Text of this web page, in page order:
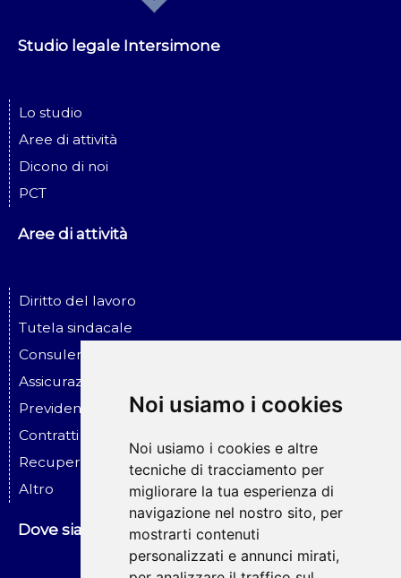
Noi usiamo i cookies
Noi usiamo i cookies e altre
tecniche di tracciamento per
migliorare la tua esperienza di
navigazione nel nostro sito, per
mostrarti contenuti
personalizzati e annunci mirati,
Studio legale Intersimone
Lo studio
Aree di attività
Dicono di noi
PCT
Aree di attività
Diritto del lavoro
Tutela sindacale
Consulenza ed assistenza alle imprese
Assicurazione ed infortunio sul lavoro
Previdenza sociale
Contratti - Assicurazioni - Risar. danni
Recupero crediti - Esecuzioni
Altro
Dove siamo